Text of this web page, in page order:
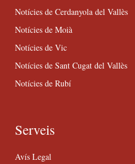
Notícies de Cerdanyola del Vallès
Notícies de Moià
Notícies de Vic
Notícies de Sant Cugat del Vallès
Notícies de Rubí
Serveis
Avís Legal